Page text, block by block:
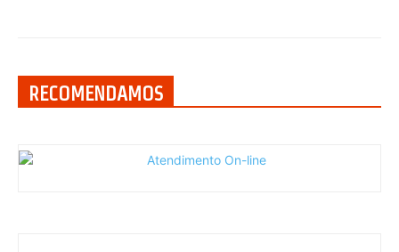
RECOMENDAMOS